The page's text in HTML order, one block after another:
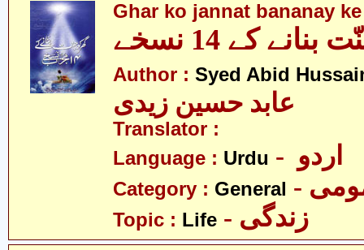
Ghar ko jannat bananay
کے 14 نسخے
Author : Syed Abid
عابد حسین زیدی
Translator :
Language : Urdu
Category : General
Topic : Life